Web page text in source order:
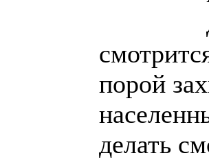
порой
делать